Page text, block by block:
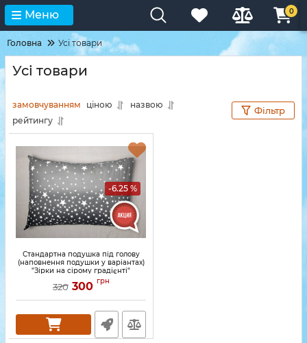
Меню 0
Головна Усі товари
Усі товари
замовчуванням ціною
назвою
рейтингу
Фільтр
-6.25 %
Стандартна подушка під голову
(наповнення подушки у варіантах)
"Зірки на сірому градієнті"
320 300 грн